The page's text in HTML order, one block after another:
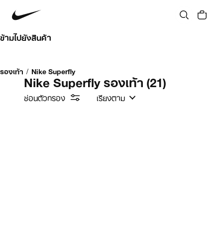
ข้ามไปยังสินค้า
รองเท้า / Nike Superfly
Nike Superfly รองเท้า(21)
ซ่อนตัวกรอง เรียงตาม